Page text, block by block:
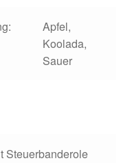
Apfel,
Koolada,
Sauer
Steuerbanderole